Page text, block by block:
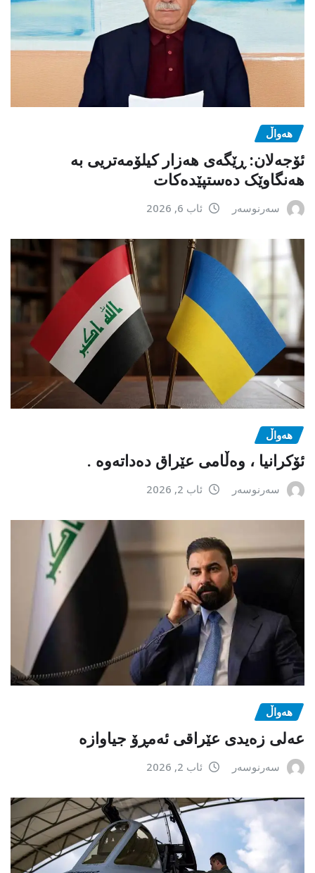
هەواڵ
ئۆجەلان: ڕێگەی هەزار کیلۆمەتریی بە
هەنگاوێک دەستپێدەکات
سەرنوسەر ئاب 6, 2026
هەواڵ
ئۆکرانیا ، وەڵامی عێراق دەداتەوە .
سەرنوسەر ئاب 2, 2026
هەواڵ
عەلی زەیدی عێراقی ئەمڕۆ جیاوازە
سەرنوسەر ئاب 2, 2026